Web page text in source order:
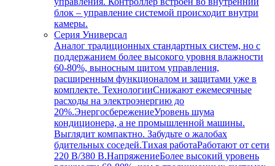
блок – управление системой происходит внутри
камеры.
Серия Универсал
Аналог традиционных стандартных систем, но с
поддержанием более высокого уровня влажности
60-80%, выносным щитом управления,
расширенным функционалом и защитами уже в
комплекте. ТехнологииСнижают ежемесячные
расходы на электроэнергию до
20%.ЭнергосбережениеУровень шума
кондиционера, а не промышленной машины.
Выглядит компактно. Забудьте о жалобах
бдительных соседей.Тихая работаРаботают от сети
220 В/380 В.НапряжениеБолее высокий уровень